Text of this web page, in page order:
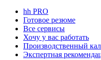
hh PRO
Готовое резюме
Все сервисы
Хочу у вас работать
Производственный
Экспертная